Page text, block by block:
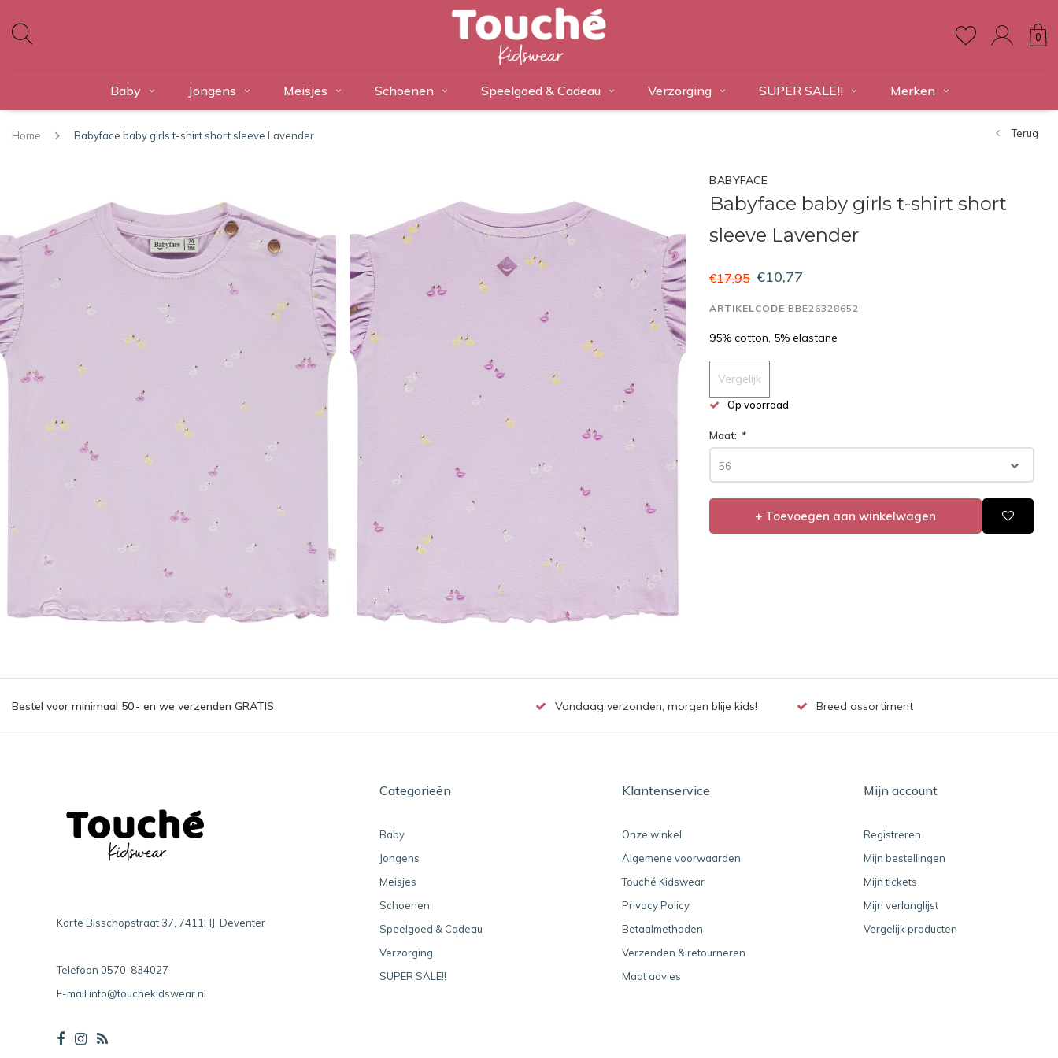
0
Baby Jongens Meisjes Schoenen Speelgoed & Cadeau Verzorging SUPER SALE!! Merken
Home Babyface baby girls t-shirt short sleeve Lavender Terug
BABYFACE
Babyface baby girls t-shirt short
sleeve Lavender
€17,95 €10,77
ARTIKELCODE BBE26328652
95% cotton, 5% elastane
Vergelijk
Op voorraad
Maat: *
56
+ Toevoegen aan winkelwagen
Bestel voor minimaal 50,- en we verzenden GRATIS Vandaag verzonden, morgen blije kids! Breed assortiment
Korte Bisschopstraat 37, 7411HJ, Deventer
Telefoon 0570-834027
E-mail info@touchekidswear.nl
Categorieën
Baby
Jongens
Meisjes
Schoenen
Speelgoed & Cadeau
Verzorging
SUPER SALE!!
Klantenservice
Onze winkel
Algemene voorwaarden
Touché Kidswear
Privacy Policy
Betaalmethoden
Verzenden & retourneren
Maat advies
Mijn account
Registreren
Mijn bestellingen
Mijn tickets
Mijn verlanglijst
Vergelijk producten